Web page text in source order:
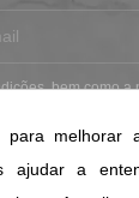
, bem como a
para melhorar
ajudar a